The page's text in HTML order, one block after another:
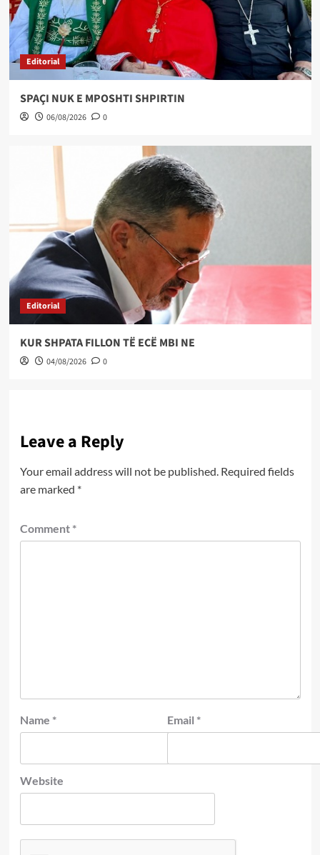
Editorial
SPAÇI NUK E MPOSHTI SHPIRTIN
06/08/2026 0
Editorial
KUR SHPATA FILLON TË ECË MBI NE
04/08/2026 0
Leave a Reply
Your email address will not be published. Required fields
are marked *
Comment *
Name * Email *
Website